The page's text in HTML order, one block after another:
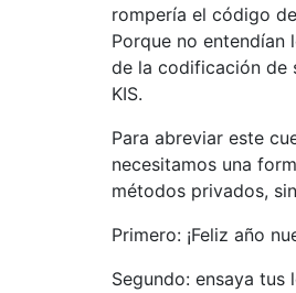
rompería el código
Porque no entendían
de la codificación de
KIS.
Para abreviar este
necesitamos una
métodos privados,
Primero: ¡Feliz año
Segundo: ensaya tus